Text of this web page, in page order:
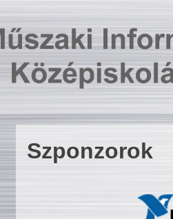
Szponzorok